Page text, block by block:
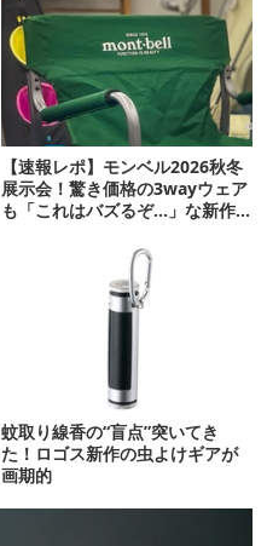
【速報レポ】モンベル2026秋冬
展示会！驚き価格の3wayウェア
も「これはバズるぞ…」な新作
蚊取り線香の“盲点”突いてき
た！ロゴス新作の虫よけギアが
画期的